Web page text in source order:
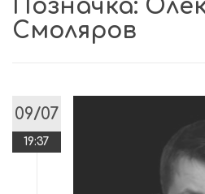
Позначка:
Смоляров
09/07
19:37